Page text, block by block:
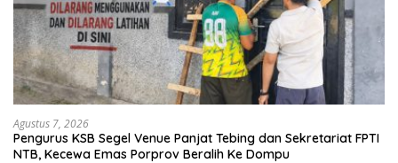
Agustus 7, 2026
Pengurus KSB Segel Venue Panjat Tebing dan Sekretariat FPTI
NTB, Kecewa Emas Porprov Beralih Ke Dompu